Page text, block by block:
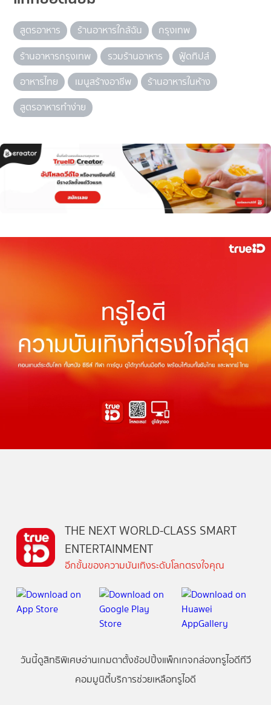
สูตรอาหาร ร้านอาหารใกล้ฉัน
กรุงเทพ
ร้านอาหารกรุงเทพ
รวมร้านอาหาร
ฟู้ดทิปส์
อาหารไทย
เมนูสร้างอาชีพ
ร้านอาหารในห้าง
สูตรอาหารทำง่าย
THE NEXT WORLD-CLASS SMART
ENTERTAINMENT
อีกขั้นของความบันเทิงระดับโลกตรงใจคุณ
วันนี้ดูสิทธิพิเศษอ่านเกมตาตั้งช้อปปิ้งแพ็กเกจกล่องทรูไอดีทีวี
คอมมูนิตี้บริการช่วยเหลือทรูไอดี